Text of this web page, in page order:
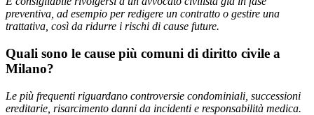
preventiva, ad esempio per redigere un contratto o gestire una
trattativa, così da ridurre i rischi di cause future.
Quali sono le cause più comuni di diritto civile a
Milano?
Le più frequenti riguardano controversie condominiali, successioni
ereditarie, risarcimento danni da incidenti e responsabilità medica.